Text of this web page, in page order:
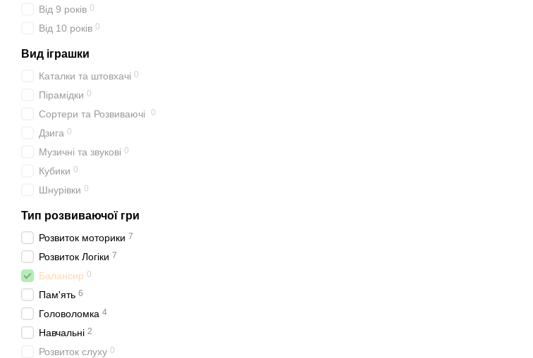
Від 9 років 0
Від 10 років 0
Вид іграшки
Каталки та штовхачі 0
Пірамідки 0
Сортери та Розвиваючі 0
Дзига 0
Музичні та звукові 0
Кубики 0
Шнурівки 0
Тип розвиваючої гри
Розвиток моторики 7
Розвиток Логіки 7
Балансир 0
Пам'ять 6
Головоломка 4
Навчальні 2
Розвиток слуху 0